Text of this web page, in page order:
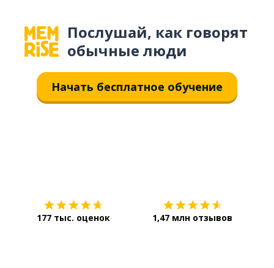
Послушай, как говорят
обычные люди
Начать бесплатное обучение
177 тыс. оценок 1,47 млн отзывов